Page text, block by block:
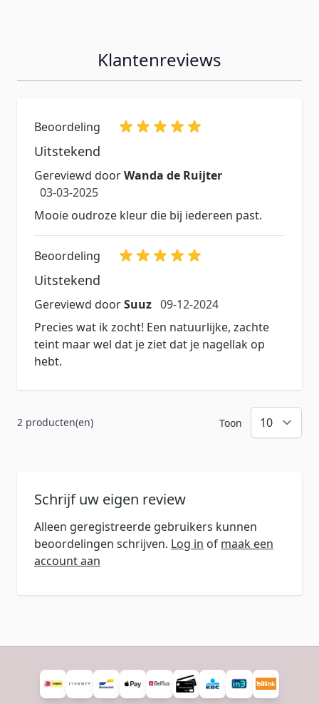
Klantenreviews
Beoordeling
Uitstekend
Gereviewd doorWanda de Ruijter
3 maart 2025
03-03-2025
Mooie oudroze kleur die bij iedereen past.
Beoordeling
Uitstekend
Gereviewd doorSuuz 9 december 2024
09-12-2024
Precies wat ik zocht! Een natuurlijke, zachte
teint maar wel dat je ziet dat je nagellak op
hebt.
2 producten(en) Toon
Schrijf uw eigen review
Alleen geregistreerde gebruikers kunnen
beoordelingen schrijven. Log in of maak een
account aan